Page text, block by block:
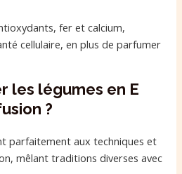
fer et calcium,
cellulaire, en plus de parfumer
les légumes en E
?
parfaitement aux techniques et
mêlant traditions diverses avec